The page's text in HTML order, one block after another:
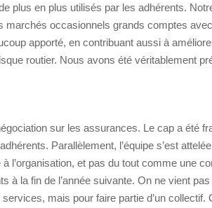
plus en plus utilisés par les adhérents.
marchés occasionnels grands comptes
apporté, en contribuant aussi à
routier. Nous avons été véritablement
sur les assurances. Le cap a été
Parallèlement, l’équipe s’est
l’organisation, et pas du tout comme une
à la fin de l’année suivante. On ne vient
mais pour faire partie d’un collectif.